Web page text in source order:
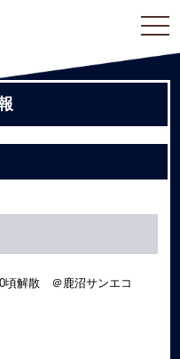
頃解散 ＠鹿沼サンエコ